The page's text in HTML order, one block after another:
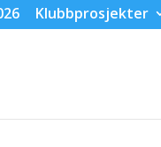
Klubbprosjekter